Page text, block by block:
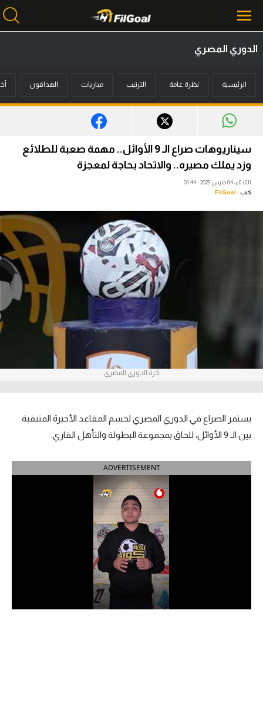
أخبار
ميركاتو
فانتازي في الجول
مسابقة التوقعات
الدوري الإنجليزي الممتاز
الدوري الإسباني
الدوري السعودي للمحترفين
الدوري المصري
الرئيسية نظرة عامة الترتيب مباريات الهدافون
سيناريوهات صراع الـ 9 الأوائل.. مهمة صعبة للطلائع
وزد يملك مصيره.. والاتحاد بحاجة لمعجزة
الثلاثاء، 04 مارس 2025 - 01:44
كتب : FilGoal
كرة الدوري المصري
يستمر الصراع في الدوري المصري لحسم المقاعد الأخيرة المتبقية
بين الـ 9 الأوائل، للحاق بمجموعة البطولة والتأهل القاري.
ADVERTISEMENT